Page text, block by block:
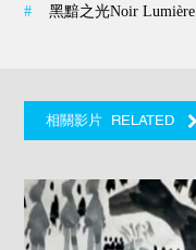
# 黑黯之光Noir Lumière
相關影片 RELATED